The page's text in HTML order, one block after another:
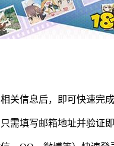
关信息后，即可快速完成
需填写邮箱地址并验证即